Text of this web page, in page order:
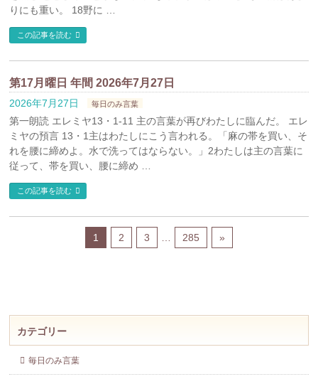
りにも重い。 18野に …
この記事を読む
第17月曜日 年間 2026年7月27日
2026年7月27日 毎日のみ言葉
第一朗読 エレミヤ13・1-11 主の言葉が再びわたしに臨んだ。 エレ
ミヤの預言 13・1主はわたしにこう言われる。「麻の帯を買い、そ
れを腰に締めよ。水で洗ってはならない。」2わたしは主の言葉に
従って、帯を買い、腰に締め …
この記事を読む
1 2 3 285 »
カテゴリー
毎日のみ言葉